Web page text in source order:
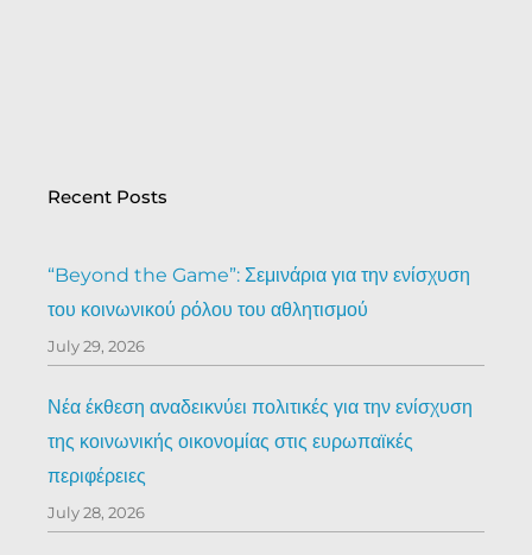
Recent Posts
“Beyond the Game”: Σεμινάρια για την ενίσχυση
του κοινωνικού ρόλου του αθλητισμού
July 29, 2026
Νέα έκθεση αναδεικνύει πολιτικές για την ενίσχυση
της κοινωνικής οικονομίας στις ευρωπαϊκές
περιφέρειες
July 28, 2026